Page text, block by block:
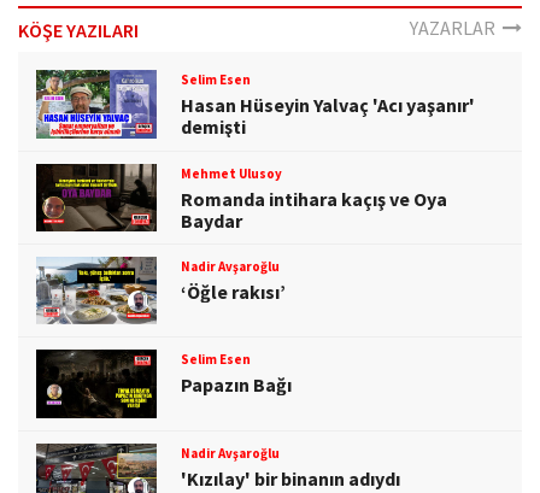
KÖŞE YAZILARI YAZARLAR
Selim Esen
Hasan Hüseyin Yalvaç 'Acı yaşanır'
demişti
Mehmet Ulusoy
Romanda intihara kaçış ve Oya
Baydar
Nadir Avşaroğlu
‘Öğle rakısı’
Selim Esen
Papazın Bağı
Nadir Avşaroğlu
'Kızılay' bir binanın adıydı